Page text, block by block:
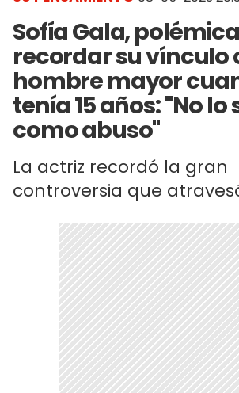
Sofía Gala,
recordar su vínculo
hombre mayor
tenía 15 años: "No lo
como abuso"
La actriz recordó la gran
controversia que